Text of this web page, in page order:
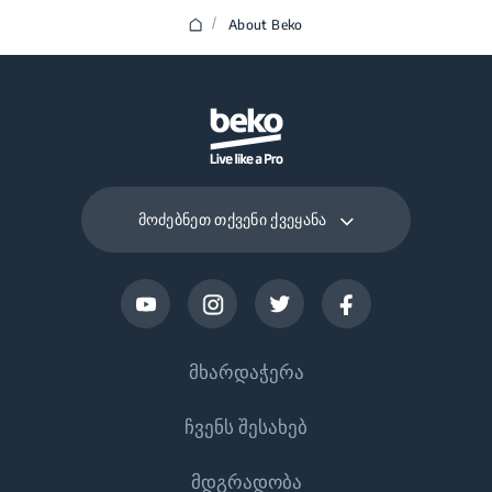
/ About Beko
მოძებნეთ თქვენი ქვეყანა
მხარდაჭერა
Დაგვიკავშირდით
ჩვენს შესახებ
მდგრადობა